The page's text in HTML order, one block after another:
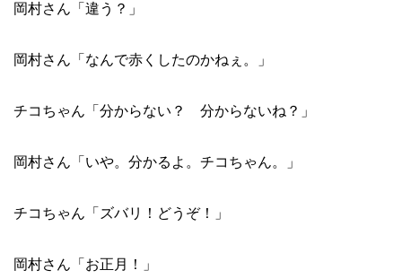
岡村さん「違う？」
岡村さん「なんで赤くしたのかねぇ。」
チコちゃん「分からない？ 分からないね？」
岡村さん「いや。分かるよ。チコちゃん。」
チコちゃん「ズバリ！どうぞ！」
岡村さん「お正月！」